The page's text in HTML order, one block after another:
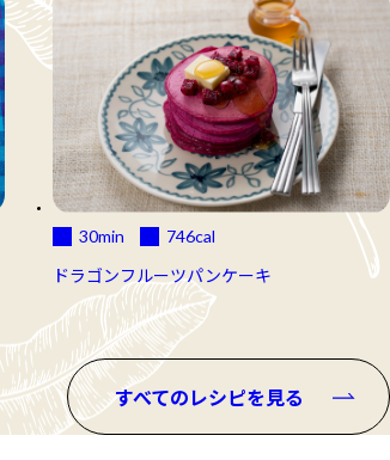
30min 746cal
ドラゴンフルーツパンケーキ
すべてのレシピを見る